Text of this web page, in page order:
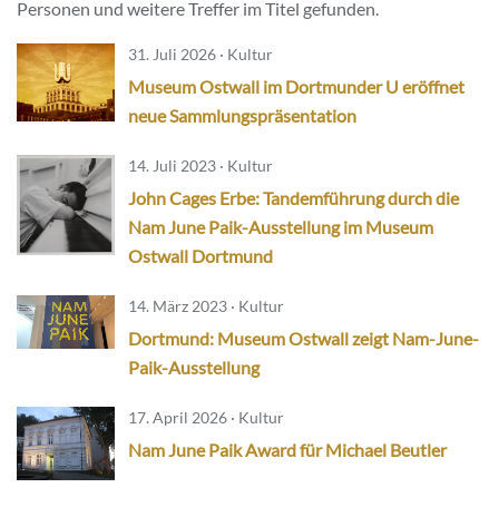
Personen und weitere Treffer im Titel gefunden.
31. Juli 2026 · Kultur
Museum Ostwall im Dortmunder U eröffnet
neue Sammlungspräsentation
14. Juli 2023 · Kultur
John Cages Erbe: Tandemführung durch die
Nam June Paik-Ausstellung im Museum
Ostwall Dortmund
14. März 2023 · Kultur
Dortmund: Museum Ostwall zeigt Nam-June-
Paik-Ausstellung
17. April 2026 · Kultur
Nam June Paik Award für Michael Beutler